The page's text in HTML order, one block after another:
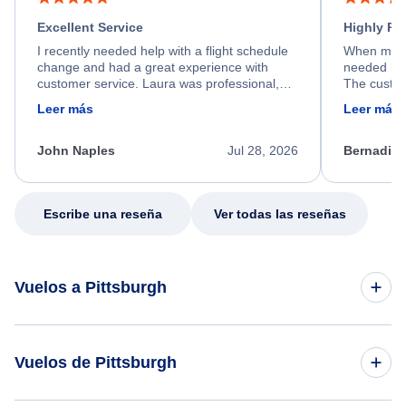
Excellent Service
I recently needed help with a flight schedule
change and had a great experience with
customer service. Laura was professional,
friendly, and very helpful throughout the
process. She quickly found a solution and
appreciate her excellent service.
Leer más
Jul 28, 2026
John Naples
Highly
When my
needed
The
calm,
my issue.
Leer más
Escribe una reseña Ver todas las reseñas
Vuelos a Pittsburgh
Vuelos de Pittsburgh